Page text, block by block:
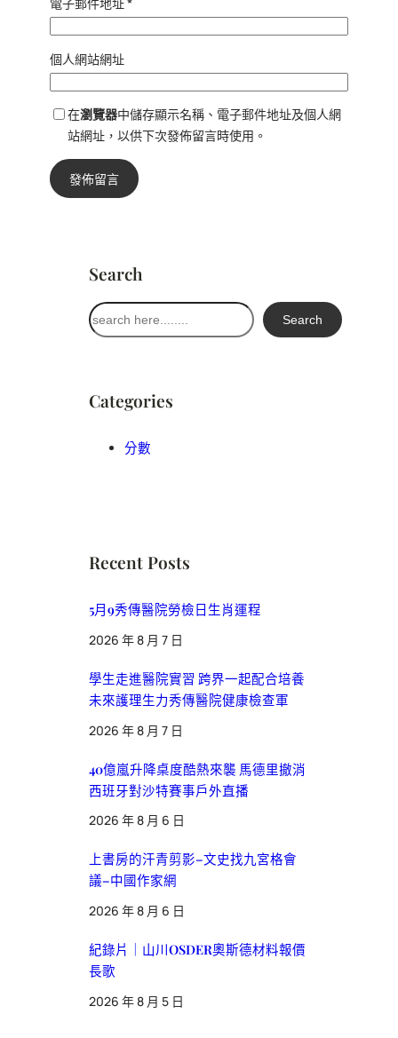
個人網站網址
在瀏覽器中儲存顯示名稱、電子郵件地址及個人網
站網址，以供下次發佈留言時使用。
Search
搜
尋
Search
Categories
分數
Recent Posts
5月9秀傳醫院勞檢日生肖運程
2026 年 8 月 7 日
學生走進醫院實習 跨界一起配合培養
未來護理生力秀傳醫院健康檢查軍
2026 年 8 月 7 日
40億嵐升降桌度酷熱來襲 馬德里撤消
西班牙對沙特賽事戶外直播
2026 年 8 月 6 日
上書房的汗青剪影–文史找九宮格會
議–中國作家網
2026 年 8 月 6 日
紀錄片｜山川OSDER奧斯德材料報價
長歌
2026 年 8 月 5 日